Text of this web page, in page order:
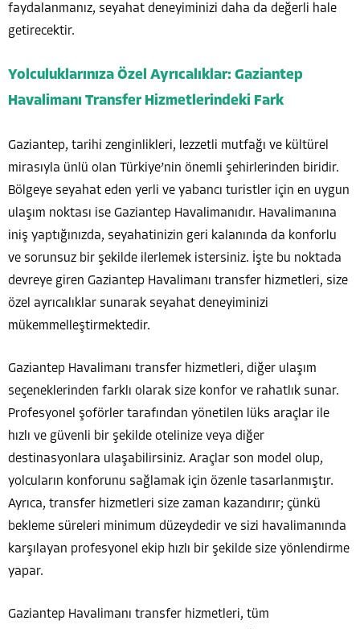
faydalanmanız, seyahat deneyiminizi daha da değerli hale
getirecektir.
Yolculuklarınıza Özel Ayrıcalıklar: Gaziantep
Havalimanı Transfer Hizmetlerindeki Fark
Gaziantep, tarihi zenginlikleri, lezzetli mutfağı ve kültürel
mirasıyla ünlü olan Türkiye’nin önemli şehirlerinden biridir.
Bölgeye seyahat eden yerli ve yabancı turistler için en uygun
ulaşım noktası ise Gaziantep Havalimanıdır. Havalimanına
iniş yaptığınızda, seyahatinizin geri kalanında da konforlu
ve sorunsuz bir şekilde ilerlemek istersiniz. İşte bu noktada
devreye giren Gaziantep Havalimanı transfer hizmetleri, size
özel ayrıcalıklar sunarak seyahat deneyiminizi
mükemmelleştirmektedir.
Gaziantep Havalimanı transfer hizmetleri, diğer ulaşım
seçeneklerinden farklı olarak size konfor ve rahatlık sunar.
Profesyonel şoförler tarafından yönetilen lüks araçlar ile
hızlı ve güvenli bir şekilde otelinize veya diğer
destinasyonlara ulaşabilirsiniz. Araçlar son model olup,
yolcuların konforunu sağlamak için özenle tasarlanmıştır.
Ayrıca, transfer hizmetleri size zaman kazandırır; çünkü
bekleme süreleri minimum düzeydedir ve sizi havalimanında
karşılayan profesyonel ekip hızlı bir şekilde size yönlendirme
yapar.
Gaziantep Havalimanı transfer hizmetleri, tüm